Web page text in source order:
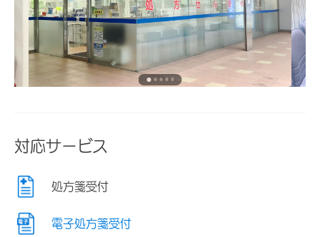
対応サービス
処方箋受付
電子処方箋受付